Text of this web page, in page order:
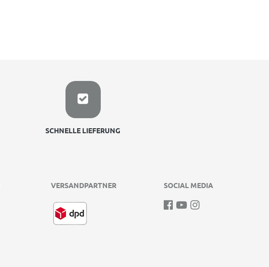
SCHNELLE LIEFERUNG
VERSANDPARTNER SOCIAL MEDIA